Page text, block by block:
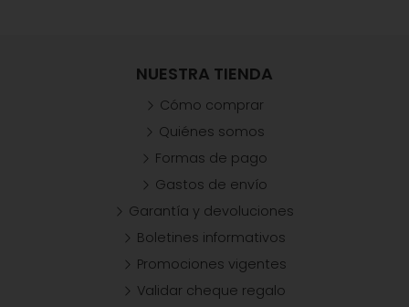
NUESTRA TIENDA
Cómo comprar
Quiénes somos
Formas de pago
Gastos de envío
Garantía y devoluciones
Boletines informativos
Promociones vigentes
Validar cheque regalo